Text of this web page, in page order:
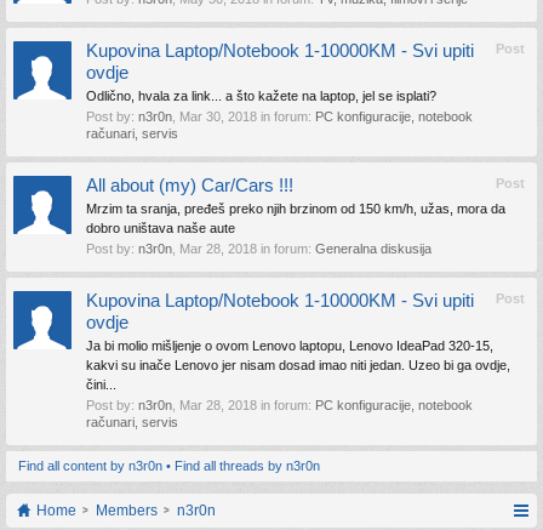
Post
Kupovina Laptop/Notebook 1-10000KM - Svi upiti
ovdje
Odlično, hvala za link... a što kažete na laptop, jel se isplati?
Post by: n3r0n Mar 30, 2018 in forum: PC konfiguracije, notebook
računari, servis
Post
All about (my) Car/Cars !!!
Mrzim ta sranja, pređeš preko njih brzinom od 150 km/h, užas, mora da
dobro uništava naše aute
Post by: n3r0n Mar 28, 2018 in forum: Generalna diskusija
Post
Kupovina Laptop/Notebook 1-10000KM - Svi upiti
ovdje
Ja bi molio mišljenje o ovom Lenovo laptopu, Lenovo IdeaPad 320-15,
kakvi su inače Lenovo jer nisam dosad imao niti jedan. Uzeo bi ga ovdje,
čini...
Post by: n3r0n Mar 28, 2018 in forum: PC konfiguracije, notebook
računari, servis
Find all content by n3r0n Find all threads by n3r0n
Home Members n3r0n